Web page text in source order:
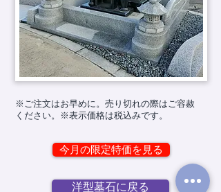
※ご注文はお早めに。売り切れの際はご容赦
ください。※表示価格は税込みです。
今月の限定特価を見る
洋型墓石に戻る